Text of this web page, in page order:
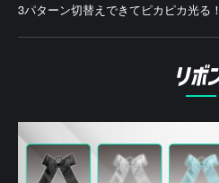
3パターン切替えできてピカピカ光る！